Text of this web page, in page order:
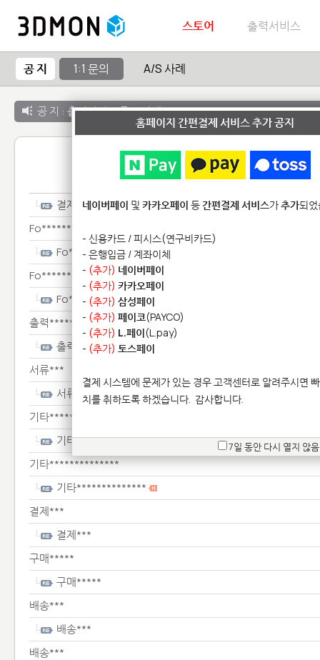
스토어 출력서비스
공 지 1:1 문의 A/S 사례
공 지 : 출력서비스 종료 안내
1:1 문
결제***
Fo********************
Fo********************
Fo********************
Fo********************
출력******
출력******
서류***
서류***
기타**************
기타**************
기타**************
기타**************
결제***
결제***
구매*****
구매*****
배송***
배송***
배송***
홈페이지 간편결제 서비스 추가 공지
네이버페이 및 카카오페이 등간편결제 서비스가추가되
- 신용카드 / 피시스(연구비카드)
- 은행입금 / 계좌이체
- (추가) 네이버페이
- (추가) 카카오페이
- (추가) 삼성페이
- (추가) 페이코(PAYCO)
- (추가) L.페이(L.pay)
- (추가) 토스페이
결제 시스템에 문제가 있는 경우 고객센터로 알려주시면
치를 취하도록 하겠습니다. 감사합니다.
7일 동안 다시 열지 않음